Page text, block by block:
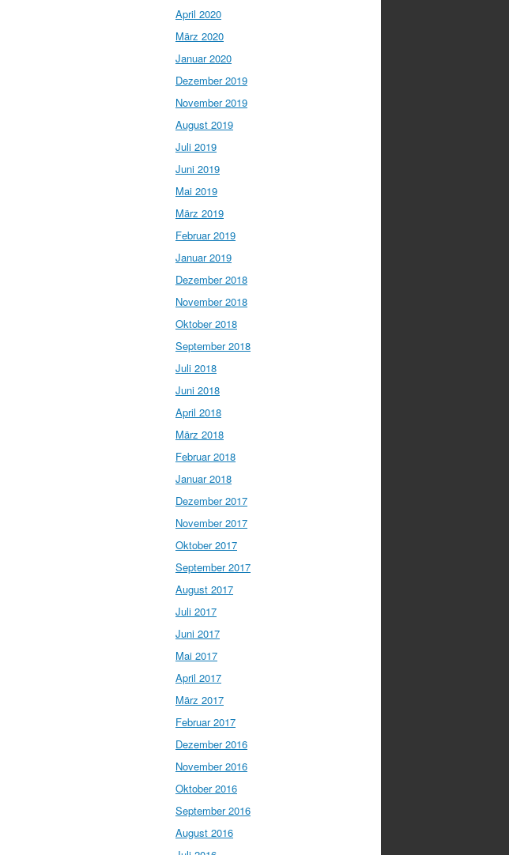
April 2020
März 2020
Januar 2020
Dezember 2019
November 2019
August 2019
Juli 2019
Juni 2019
Mai 2019
März 2019
Februar 2019
Januar 2019
Dezember 2018
November 2018
Oktober 2018
September 2018
Juli 2018
Juni 2018
April 2018
März 2018
Februar 2018
Januar 2018
Dezember 2017
November 2017
Oktober 2017
September 2017
August 2017
Juli 2017
Juni 2017
Mai 2017
April 2017
März 2017
Februar 2017
Dezember 2016
November 2016
Oktober 2016
September 2016
August 2016